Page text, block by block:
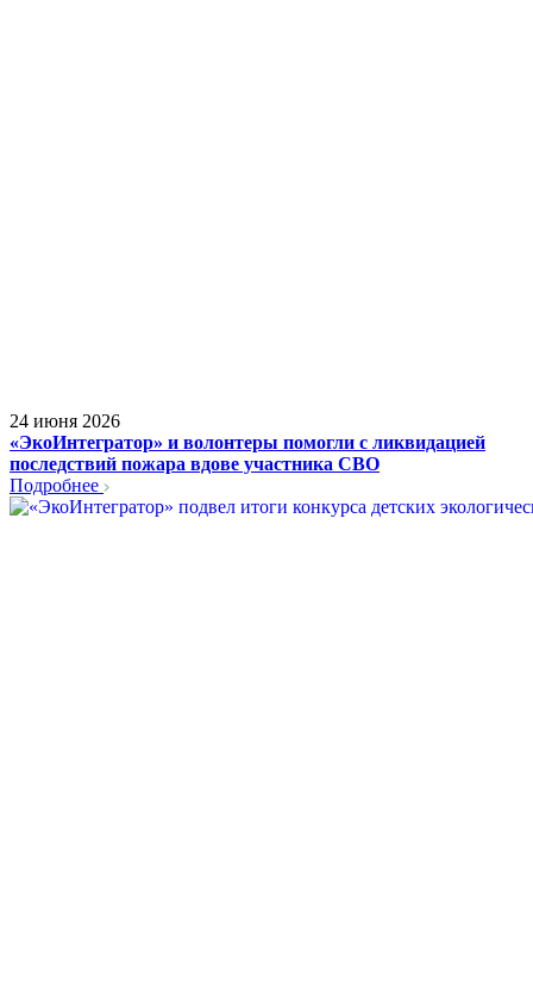
24 июня 2026
«ЭкоИнтегратор» и волонтеры помогли с ликвидацией
последствий пожара вдове участника СВО
Подробнее